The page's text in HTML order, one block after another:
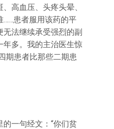
高血压、头疼头晕、
……患者服用该药的平
法继续承受强烈的副
年多。我的主治医生惊
期患者比那些二期患
一句经文：“你们贫